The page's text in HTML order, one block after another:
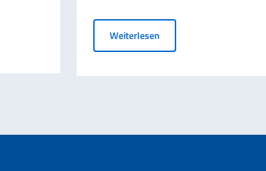
in Papierform ihre Gültigkeit für Reisen ins Ausland
Weiterlesen